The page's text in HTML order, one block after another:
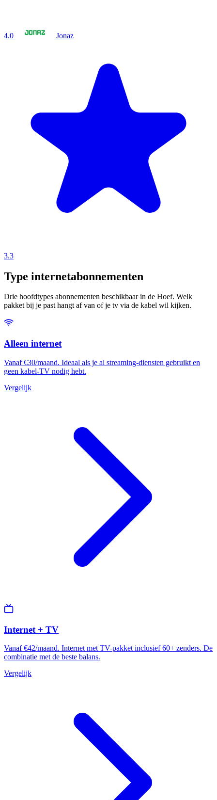
4.0 Jonaz
3.3
Type internetabonnementen
Drie hoofdtypes abonnementen beschikbaar in de Hoef. Welk
pakket bij je past hangt af van of je tv via de kabel wil kijken.
Alleen internet
Vanaf €30/maand. Ideaal als je al streaming-diensten gebruikt en
geen kabel-TV nodig hebt.
Vergelijk
Internet + TV
Vanaf €42/maand. Internet met TV-pakket inclusief 60+ zenders. De
combinatie met de beste balans.
Vergelijk